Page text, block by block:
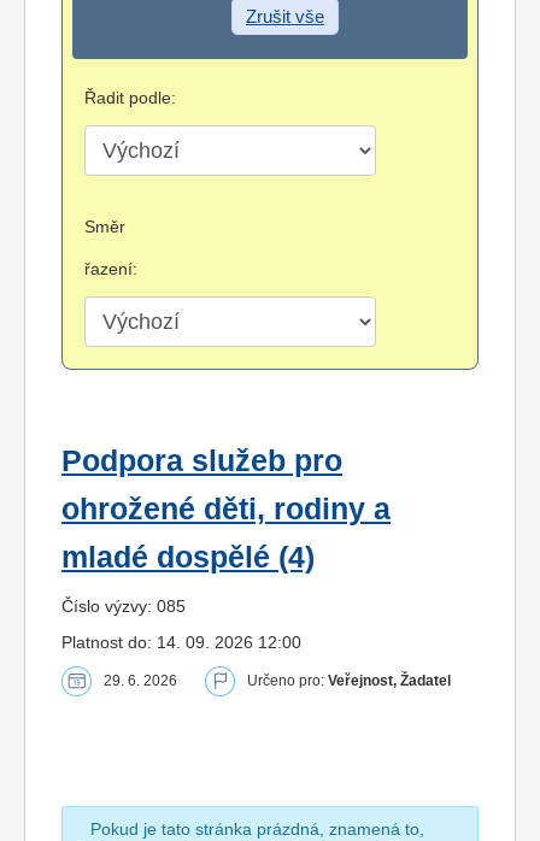
Zrušit vše
Řadit podle:
Směr
řazení:
Podpora služeb pro
ohrožené děti, rodiny a
mladé dospělé (4)
Číslo výzvy: 085
Platnost do: 14. 09. 2026 12:00
29. 6. 2026 Určeno pro: Veřejnost, Žadatel
Pokud je tato stránka prázdná, znamená to,